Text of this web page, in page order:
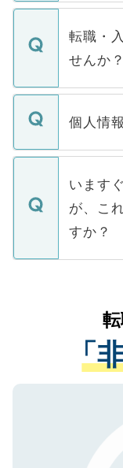
ます。通
いただき
い。
マイナビ
うち約3
けない「
下記の理
ません。
■応募殺
関を公に
に、医療
みを人材
ています。
転職・
せんか？
転職・入
ん。また
定を承諾
の辞退の
ますので
個人情
個人情報
で、ご安
などで収
ご本人の
支援を目
ているす
は、個人
管理基準
る、プラ
ご登録い
で、機密
います
が、こ
すか？
かがいし
経験をま
させてい
ない方に
ので、ま
「